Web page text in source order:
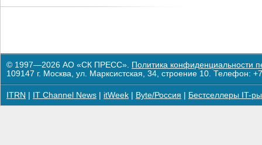
© 1997—2026 АО «СК ПРЕСС». Политика конфиденциальности
109147 г. Москва, ул. Марксистская, 34, строение 10. Телефон:
ITRN IT Channel News itWeek Byte/Россия Бестселлеры IT-